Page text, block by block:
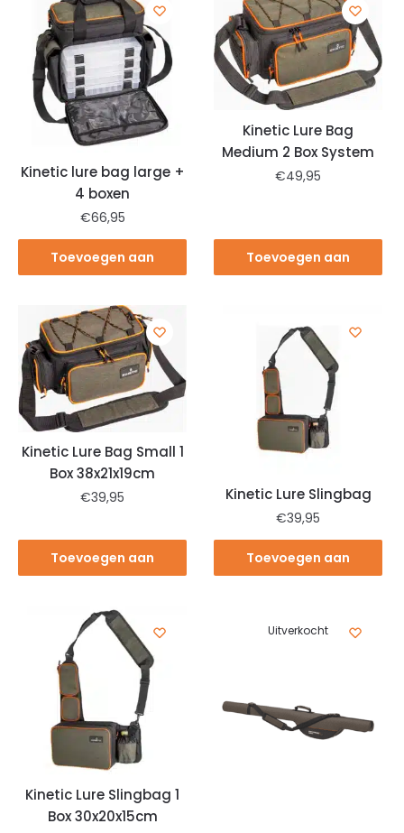
Kinetic lure bag large +
4 boxen
€66,95
Toevoegen aan
Kinetic Lure Bag
Medium 2 Box System
€49,95
Toevoegen aan
Kinetic Lure Bag Small 1
Box 38x21x19cm
€39,95
Toevoegen aan
Kinetic Lure Slingbag
€39,95
Toevoegen aan
Kinetic Lure Slingbag 1
Box 30x20x15cm
Uitverkocht